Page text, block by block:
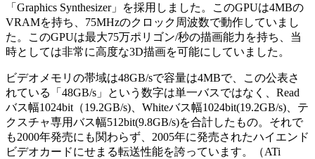
「Graphics Synthesizer」を採用しました。このGPUは4MBの
VRAMを持ち、75MHzのクロック周波数で動作していまし
た。このGPUは最大75万ポリゴン/秒の描画能力を持ち、当
時としては非常に高度な3D描画を可能にしていました。
ビデオメモリの帯域は48GB/sで容量は4MBで、この公表さ
れている「48GB/s」という数字は単一バスではなく、Read
バス幅1024bit（19.2GB/s)、Whiteバス幅1024bit(19.2GB/s)、テ
クスチャ専用バス幅512bit(9.8GB/s)を合計したもの。それで
も2000年発売にも関わらず、2005年に発売されたハイエンド
ビデオカードにせまる転送性能を誇っています。（ATi